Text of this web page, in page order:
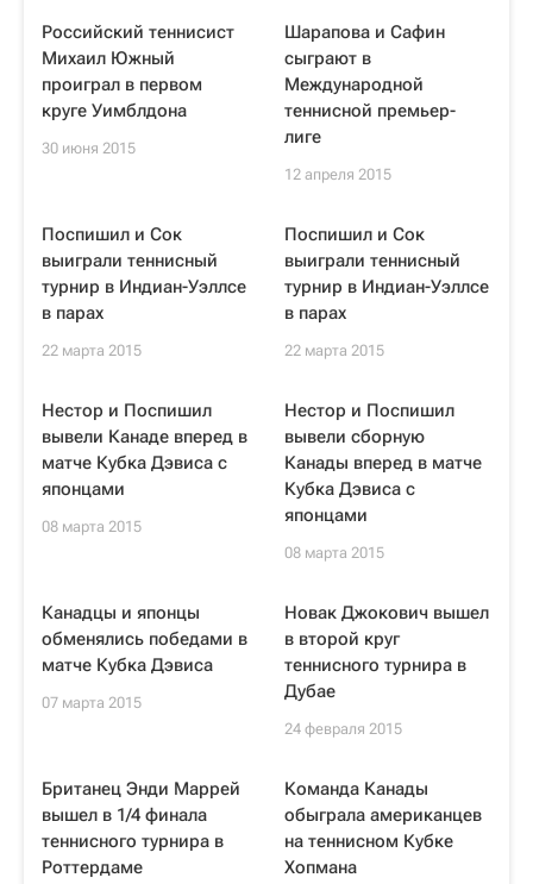
Российский теннисист
Михаил Южный
проиграл в первом
круге Уимблдона
30 июня 2015
Шарапова и Сафин
сыграют в
Международной
теннисной премьер-
лиге
12 апреля 2015
Поспишил и Сок
выиграли теннисный
турнир в Индиан-Уэллсе
в парах
22 марта 2015
Поспишил и Сок
выиграли теннисный
турнир в Индиан-Уэллсе
в парах
22 марта 2015
Нестор и Поспишил
вывели Канадe вперед в
матче Кубка Дэвиса с
японцами
08 марта 2015
Нестор и Поспишил
вывели сборную
Канады вперед в матче
Кубка Дэвиса с
японцами
08 марта 2015
Канадцы и японцы
обменялись победами в
матче Кубка Дэвиса
07 марта 2015
Новак Джокович вышел
в второй круг
теннисного турнира в
Дубае
24 февраля 2015
Британец Энди Маррей
вышел в 1/4 финала
теннисного турнира в
Роттердаме
Команда Канады
обыграла американцев
на теннисном Кубке
Хопмана